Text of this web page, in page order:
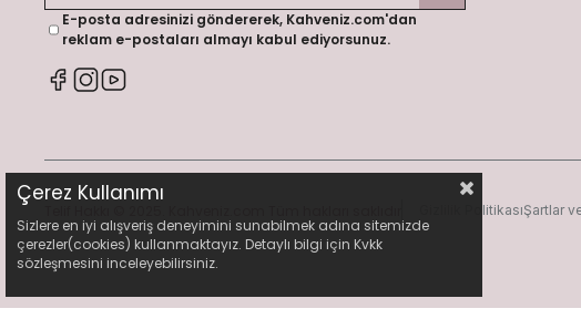
E-posta adresinizi göndererek, Kahveniz.com'dan
reklam e-postaları almayı kabul ediyorsunuz.
Gizlilik PolitikasıŞartlar
Çerez Kullanımı
Sizlere en iyi alışveriş deneyimini sunabilmek adına sitemizde
çerezler(cookies) kullanmaktayız. Detaylı bilgi için Kvkk
sözleşmesini inceleyebilirsiniz.